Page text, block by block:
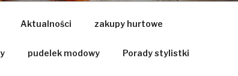
Aktualności zakupy hurtowe
pudelek modowy Porady stylistki